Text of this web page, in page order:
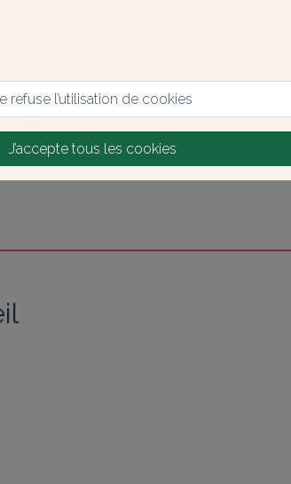
refuse l’utilisation de cookies
J’accepte tous les cookies